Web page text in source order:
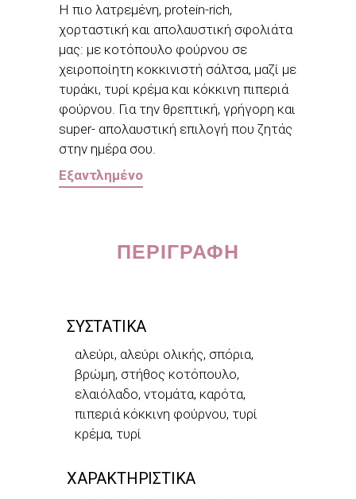
Η πιο λατρεμένη, protein-rich,
χορταστική και απολαυστική σφολιάτα
μας: με κοτόπουλο φούρνου σε
χειροποίητη κοκκινιστή σάλτσα, μαζί με
τυράκι, τυρί κρέμα και κόκκινη πιπεριά
φούρνου. Για την θρεπτική, γρήγορη και
super- απολαυστική επιλογή που ζητάς
στην ημέρα σου.
Εξαντλημένο
ΠΕΡΙΓΡΑΦΉ
ΣΥΣΤΑΤΙΚΑ
αλεύρι, αλεύρι ολικής, σπόρια,
βρώμη, στήθος κοτόπουλο,
ελαιόλαδο, ντομάτα, καρότα,
πιπεριά κόκκινη φούρνου, τυρί
κρέμα, τυρί
ΧΑΡΑΚΤΗΡΙΣΤΙΚΑ